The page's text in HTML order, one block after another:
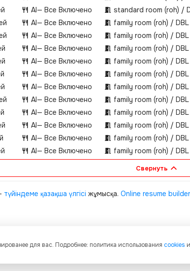
специальных местах и на балконе номеров
AI— Все Включено standard room (roh) /
AI— Все Включено family room (roh) / DBL
AI— Все Включено family room (roh) / DBL
AI— Все Включено family room (roh) / DBL
AI— Все Включено family room (roh) / DBL
AI— Все Включено family room (roh) / DBL
AI— Все Включено family room (roh) / DBL
AI— Все Включено family room (roh) / DBL
AI— Все Включено family room (roh) / DBL
AI— Все Включено family room (roh) / DBL
AI— Все Включено family room (roh) / DBL
AI— Все Включено family room (roh) / DBL
Свернуть
түйіндеме қазақша үлгісі жұмысқа. Online resume builder
содержание, структуру и оформление страниц защищены
для вас. Подробнее: политика использования cookies и